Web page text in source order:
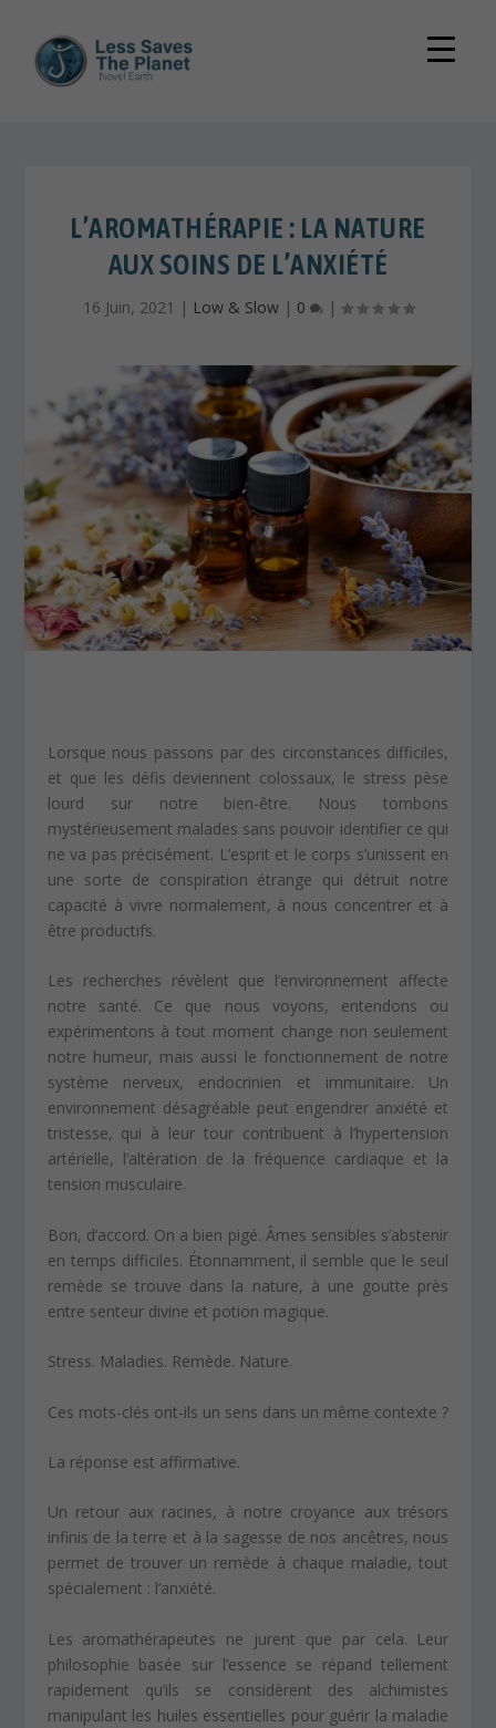
L’AROMATHÉRAPIE : LA NATURE
AUX SOINS DE L’ANXIÉTÉ
16 Juin, 2021 | Low & Slow| 0 |
Lorsque nous passons par des circonstances difficiles,
et que les défis deviennent colossaux, le stress pèse
lourd sur notre bien-être. Nous tombons
mystérieusement malades sans pouvoir identifier ce qui
ne va pas précisément. L’esprit et le corps s’unissent en
une sorte de conspiration étrange qui détruit notre
capacité à vivre normalement, à nous concentrer et à
être productifs.
Les recherches révèlent que l’environnement affecte
notre santé. Ce que nous voyons, entendons ou
expérimentons à tout moment change non seulement
notre humeur, mais aussi le fonctionnement de notre
système nerveux, endocrinien et immunitaire. Un
environnement désagréable peut engendrer anxiété et
tristesse, qui à leur tour contribuent à l’hypertension
artérielle, l’altération de la fréquence cardiaque et la
tension musculaire.
Bon, d’accord. On a bien pigé. Âmes sensibles s’abstenir
en temps difficiles. Étonnamment, il semble que le seul
remède se trouve dans la nature, à une goutte près
entre senteur divine et potion magique.
Stress. Maladies. Remède. Nature.
Ces mots-clés ont-ils un sens dans un même contexte ?
La réponse est affirmative.
Un retour aux racines, à notre croyance aux trésors
infinis de la terre et à la sagesse de nos ancêtres, nous
permet de trouver un remède à chaque maladie, tout
spécialement : l’anxiété.
Les aromathérapeutes ne jurent que par cela. Leur
philosophie basée sur l’essence se répand tellement
rapidement qu’ils se considèrent des alchimistes
manipulant les huiles essentielles pour guérir la maladie